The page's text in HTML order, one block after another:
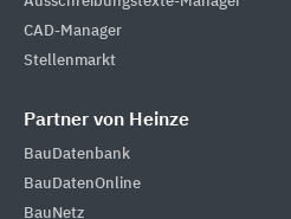
CAD-Manager
Stellenmarkt
Partner von Heinze
BauDatenbank
BauDatenOnline
BauNetz